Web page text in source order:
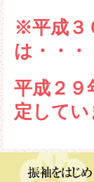
※平成３
は・・・
平成２９
定してい